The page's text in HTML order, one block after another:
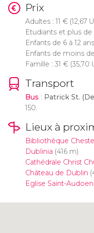
Prix
Adultes : 11 €(12,67
Etudiants et plus de
Enfants de 6 à 12
Enfants de moins
Famille : 31 €(35,70
Transport
Bus : Patrick St.
150.
Lieux à
Bibliothèque
Dublinia (416 m)
Cathédrale Christ
Château de Dublin
Eglise Saint-Audoen